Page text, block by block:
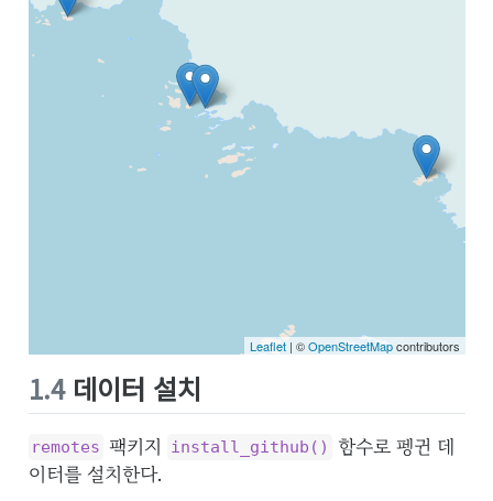
Leaflet| ©OpenStreetMapcontributors
1.4데이터 설치
remotes 팩키지 install_github()
함수로 펭귄 데
이터를 설치한다.